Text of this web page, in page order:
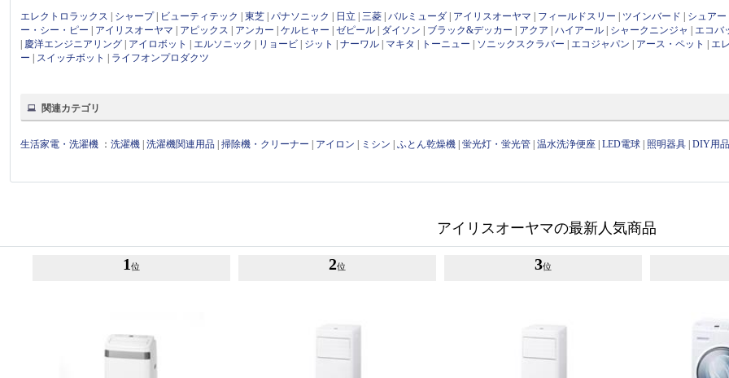
エレクトロラックス シャープ| ビューティテック |東芝 |パナソニック 日立 |三菱 |バルミューダ アイリスオーヤマ フィールドスリー ツインバード シュアー
ー・シー・ピー
アイリスオーヤマ アピックス アンカー |ケルヒャー |ゼピール ダイソン ブラック&デッカー アクア |ハイアール シャークニンジャ
エコバ
慶洋エンジニアリング アイロボット エルソニック リョービ ジット |ナーワル マキタ トーニュー ソニックスクラバー エコジャパン アース・ペット
エ
ー
スイッチボット ライフオンプロダクツ
関連カテゴリ
生活家電・洗濯機 ：洗濯機 |洗濯機関連用品 |掃除機・クリーナー アイロン ミシン |ふとん乾燥機 |蛍光灯・蛍光管 |温水洗浄便座 |LED電球 照明器具 |DIY用
アイリスオーヤマの最新人気商品
1 位 2位 3位